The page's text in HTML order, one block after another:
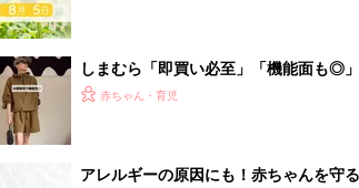
しまむら「即買い必至」「機能面も◎
赤ちゃん・育児
アレルギーの原因にも！赤ちゃんを守